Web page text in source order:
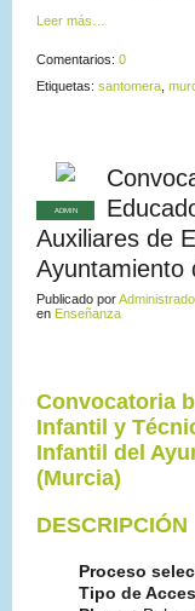
Leer más…
Comentarios: 0
Etiquetas: santomera
ADMIN
Auxiliares de
Ayuntamiento
Publicado por
en Enseñanza
Convocatoria
Infantil y
Infantil del
(Murcia)
DESCRIPCIÓN
Proceso
Tipo de